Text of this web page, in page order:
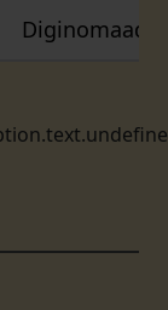
Diginomaad